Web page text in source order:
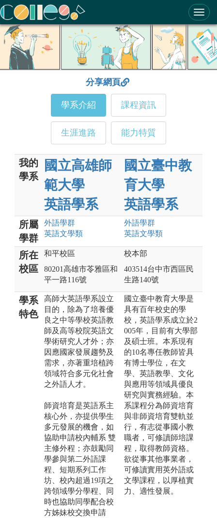
ColleGo! 大學選才與高中育才輔助系統
分享網頁
學系介紹 課程資訊
生涯進路 能力特質
我的
學系
國立高雄師
範大學
英語學系
國立臺中教
育大學
英語學系
所屬
學群
外語學群
英語文學類
外語學群
英語文學類
所在
校區
和平校區
80201高雄市苓雅區和
平一路116號
校本部
403514台中市西區民
生路140號
學系
特色
高師大英語學系設立
目的，除為了培養優
良之中等學校英語教
師及高等校院英語文
學術研究人才外；亦
因應國家發展趨勢及
需求，亦著重培植跨
領域符合多元化社會
之外語人才。
師資培育是英語系主
核心外，亦提供學生
多元發展的機會，如
協助申請校內輔系 雙
主修外程；亦鼓勵同
學參與第二外語課
程、短期系列工作
坊、校內超過19項之
跨領域學分學程、同
時也協助同學配合校
方姊妹校交換申請
國立臺中教育大學是
具有百年校史的學
校，英語學系成立於2
005年，目前有大學部
及碩士班。本系現有
的10名專任教師皆具
有博士學位，在文
學、英語教學、文化
與應用等領域具優良
研究與實務經驗。本
系課程分為師資培育
與非師資培育雙軌並
行，有志從事國小教
職者，可修讀師培課
程，取得教師資格。
欲從事其他事業者，
可修讀實用英外語或
文學課程，以厚植實
力、適性發展。